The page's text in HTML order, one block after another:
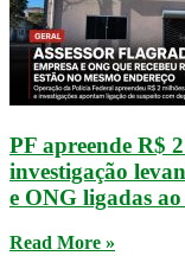
PF apreende R$
investigação
e ONG ligadas ao
Read More »